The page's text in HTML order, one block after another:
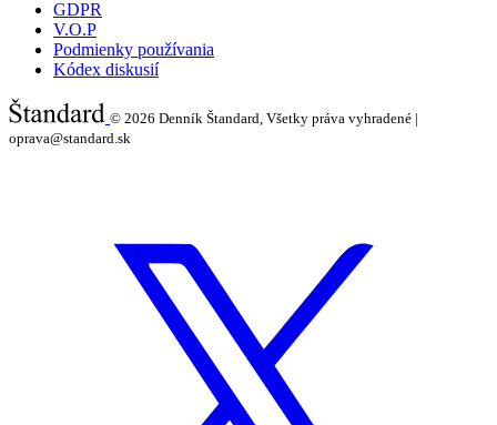
GDPR
V.O.P
Podmienky používania
Kódex diskusií
© 2026 Denník Štandard, Všetky práva vyhradené |
oprava@standard.sk